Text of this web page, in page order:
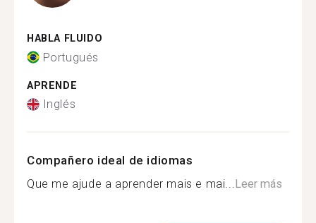
HABLA FLUIDO
Portugués
APRENDE
Inglés
Compañero ideal de idiomas
Que me ajude a aprender mais e mai...Leer más